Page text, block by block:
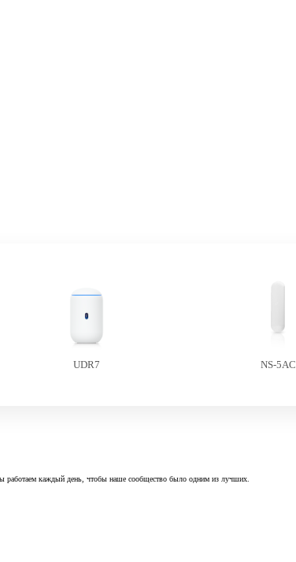
UDR7 NS-5AC
работаем каждый день, чтобы наше сообщество было одним из лучших.